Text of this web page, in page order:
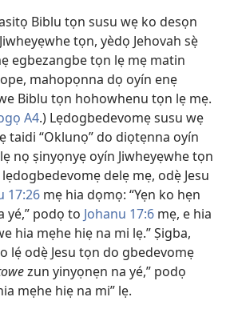
Biblu tọn susu wẹ ko desọn
tọn, yèdọ Jehovah sẹ̀
egbezangbe tọn lẹ mẹ matin
mahopọnna dọ oyín enẹ
Biblu tọn hohowhenu tọn lẹ mẹ.
A4.) Lẹdogbedevomẹ susu wẹ
taidi “Oklunọ” do diọtẹnna oyín
nọ ṣinyọnyẹ oyín Jiwheyẹwhe tọn
delẹ mẹ, odẹ̀ Jesu
17:26 mẹ hia dọmọ: “Yẹn ko hẹn
yé,” podọ to Johanu 17:6 mẹ, e hia
hia mẹhe hiẹ na mi lẹ.” Ṣigba,
lẹ́ odẹ̀ Jesu tọn do gbedevomẹ
zun yinyọnẹn na yé,” podọ
mẹhe hiẹ na mi” lẹ.